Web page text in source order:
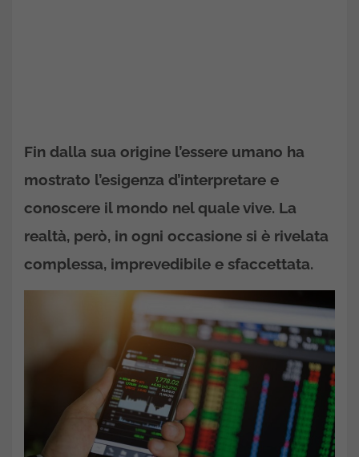
Fin dalla sua origine l’essere umano ha
mostrato l’esigenza d’interpretare e
conoscere il mondo nel quale vive. La
realtà, però, in ogni occasione si è rivelata
complessa, imprevedibile e sfaccettata.